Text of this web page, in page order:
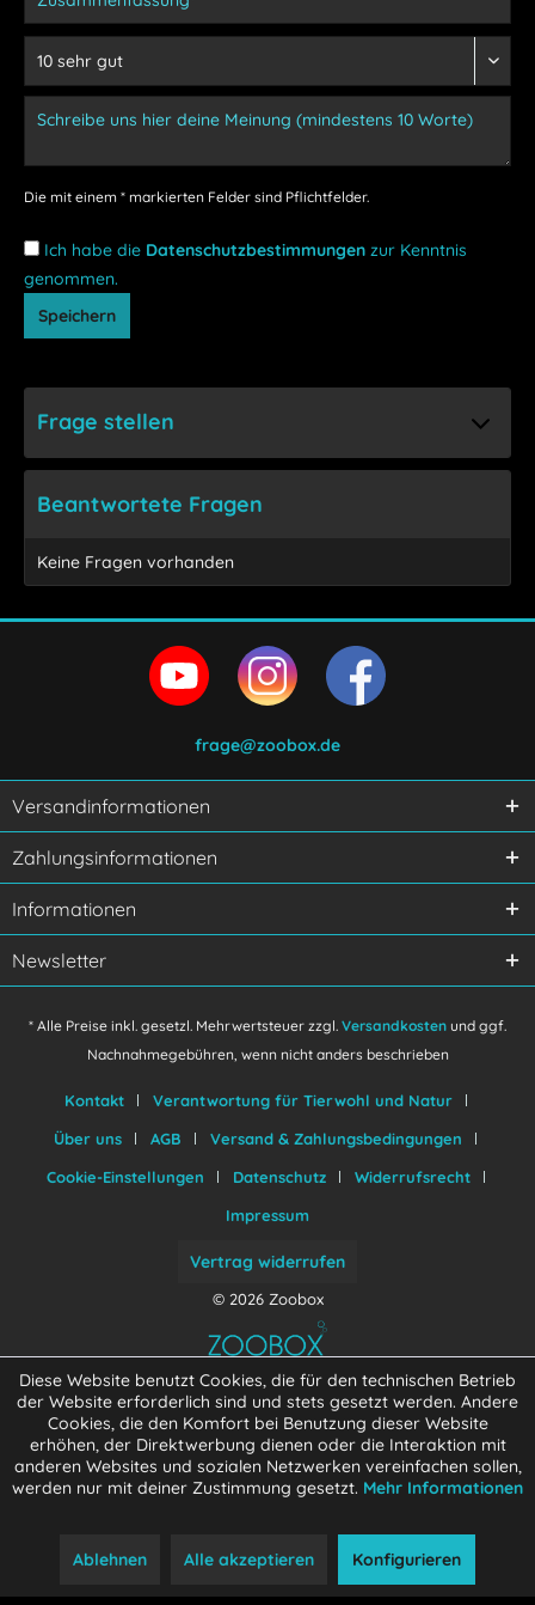
Die mit einem * markierten Felder sind Pflichtfelder.
Ich habe die Datenschutzbestimmungen zur Kenntnis
genommen.
Speichern
Frage stellen
Ich habe die
verstanden und stimme zu.
Mit * gekennzeichnete Felder sind Pflichtfelder.
Senden
Beantwortete Fragen
Keine Fragen vorhanden
frage@zoobox.de
Versandinformationen
Zahlungsinformationen
Informationen
Newsletter
* Alle Preise inkl. gesetzl. Mehrwertsteuer zzgl. Versandkosten und ggf.
Nachnahmegebühren, wenn nicht anders beschrieben
Kontakt
Verantwortung für Tierwohl und Natur
Über uns
AGB
Versand & Zahlungsbedingungen
Cookie-Einstellungen
Datenschutz
Widerrufsrecht
Impressum
Vertrag widerrufen
© 2026 Zoobox
Diese Website benutzt Cookies, die für den technischen Betrieb
der Website erforderlich sind und stets gesetzt werden. Andere
Cookies, die den Komfort bei Benutzung dieser Website
erhöhen, der Direktwerbung dienen oder die Interaktion mit
anderen Websites und sozialen Netzwerken vereinfachen sollen,
werden nur mit deiner Zustimmung gesetzt. Mehr Informationen
Ablehnen Alle akzeptieren Konfigurieren